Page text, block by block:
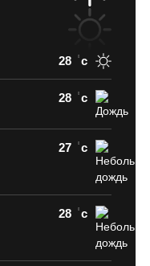
28 c
28 c
27 c
28 c